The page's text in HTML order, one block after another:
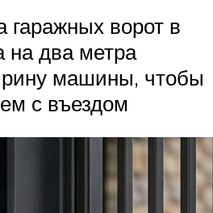
ворот в
на два метра
машины, чтобы
с въездом